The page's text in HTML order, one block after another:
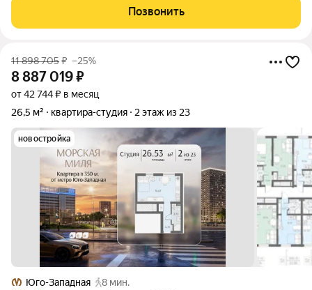
Общая площадь составляет 25.89 кв. м. Квартира с чистовой
отделкой. Жилой комплекс
Позвонить
11 898 705₽ –25%
8 887 019₽
от 42 744 ₽ в месяц
26,5 м²
квартира-студия 2 этаж из 23
новостройка
Юго-Западная
8 мин.